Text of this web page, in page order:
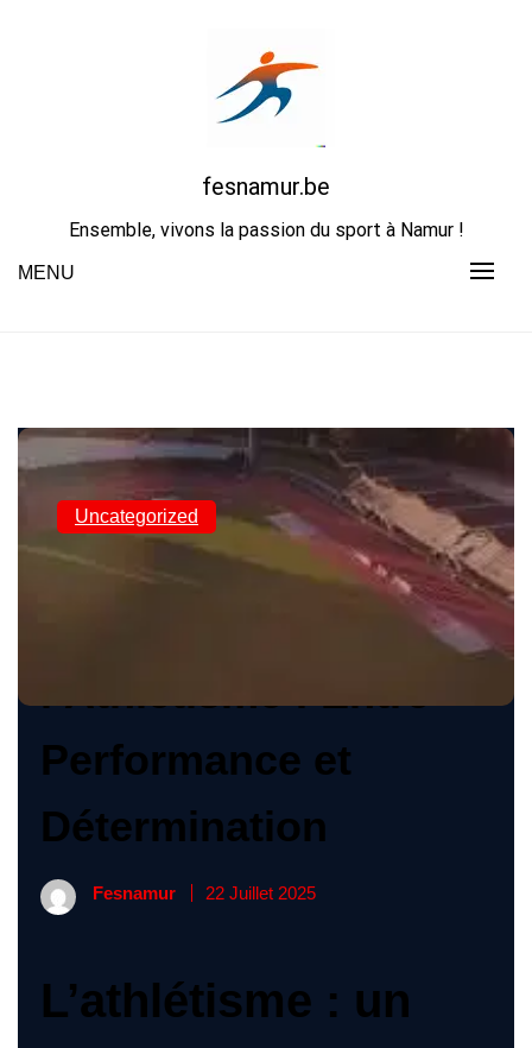
fesnamur.be
Ensemble, vivons la passion du sport à Namur !
MENU
Uncategorized
l’Athlétisme : Entre
Performance et
Détermination
Fesnamur 22 Juillet 2025
L’athlétisme : un